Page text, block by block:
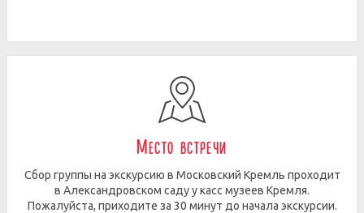
Место встречи
Сбор группы на экскурсию в Московский Кремль проходит
в Александровском саду у касс музеев Кремля.
Пожалуйста, приходите за 30 минут до начала экскурсии.